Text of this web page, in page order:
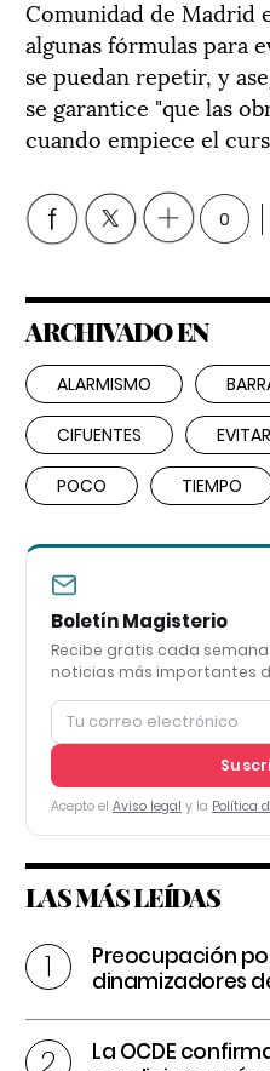
Comunidad de Madrid
algunas fórmulas para
se puedan repetir, y
se garantice "que las
cuando empiece el
0
ARCHIVADO EN
ALARMISMO
CIFUENTES EVITAR
POCO TIEMPO
Boletín Magisterio
Recibe gratis cada
noticias más importantes
Acepto el Aviso legal y la Política
LAS MÁS LEÍDAS
Preocupación
dinamizadores
La OCDE